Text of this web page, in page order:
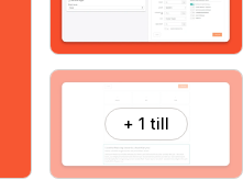
+ 1 till